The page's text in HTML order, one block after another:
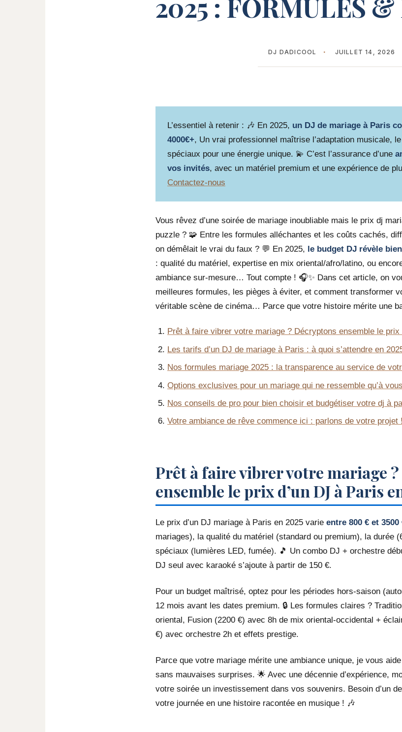
2025 : FORMULES
DJ DADICOOL JUILLET 14, 2026
L’essentiel à retenir : 🎶 En 2025, un DJ de mariage à Paris
4000€+, Un vrai professionnel maîtrise l’adaptation musicale,
spéciaux pour une énergie unique. 💫 C’est l’assurance d’une
vos invités, avec un matériel premium et une expérience de
Contactez-nous
Vous rêvez d’une soirée de mariage inoubliable mais le prix dj
puzzle ? 🧩 Entre les formules alléchantes et les coûts cachés,
on démêlait le vrai du faux ? 💬 En 2025, le budget DJ révèle
: qualité du matériel, expertise en mix oriental/afro/latino, ou
ambiance sur-mesure… Tout compte ! 🎧✨ Dans cet article, on
meilleures formules, les pièges à éviter, et comment transformer
véritable scène de cinéma… Parce que votre histoire mérite une
Prêt à faire vibrer votre mariage ? Décryptons ensemble le prix
Les tarifs d’un DJ de mariage à Paris : à quoi s’attendre en
Nos formules mariage 2025 : la transparence au service de
Options exclusives pour un mariage qui ne ressemble qu’à vous
Nos conseils de pro pour bien choisir et budgétiser votre dj à
Votre ambiance de rêve commence ici : parlons de votre projet !
Prêt à faire vibrer votre mariage
ensemble le prix d’un DJ à Paris
Le prix d’un DJ mariage à Paris en 2025 varie entre 800 € et 3500
mariages), la qualité du matériel (standard ou premium), la durée
spéciaux (lumières LED, fumée). 🎵 Un combo DJ + orchestre
DJ seul avec karaoké s’ajoute à partir de 150 €.
Pour un budget maîtrisé, optez pour les périodes hors-saison
12 mois avant les dates premium. 🔒 Les formules claires ?
oriental, Fusion (2200 €) avec 8h de mix oriental-occidental +
€) avec orchestre 2h et effets prestige.
Parce que votre mariage mérite une ambiance unique, je vous
sans mauvaises surprises. 🌟 Avec une décennie d’expérience,
votre soirée un investissement dans vos souvenirs. Besoin d’un
votre journée en une histoire racontée en musique ! 🎶